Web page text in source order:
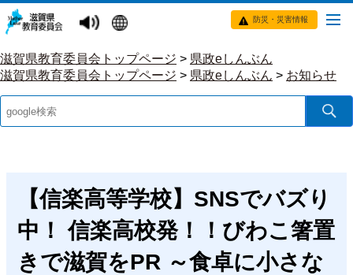
防災・災害情報
滋賀県教育委員会トップページ > 県政eしんぶん
滋賀県教育委員会トップページ > 県政eしんぶん > お知らせ
【信楽高等学校】SNSでバズり
中！ 信楽高校発！！びわこ箸置
きで滋賀をPR ～食卓に小さな